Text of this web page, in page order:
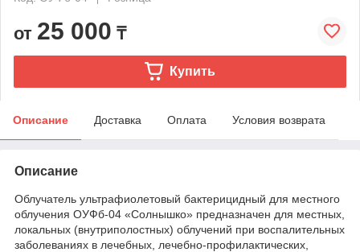
от 25 000 ₸
Купить
Описание Доставка Оплата Условия возврата
Описание
Облучатель ультрафиолетовый бактерицидный для местного
облучения ОУФб-04 «Солнышко» предназначен для местных,
локальных (внутриполостных) облучений при воспалительных
заболеваниях в лечебных, лечебно-профилактических,